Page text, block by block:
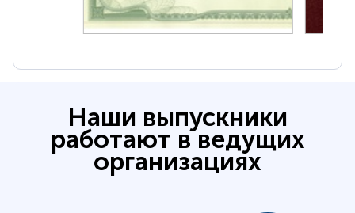
Наши выпускники
работают в ведущих
организациях